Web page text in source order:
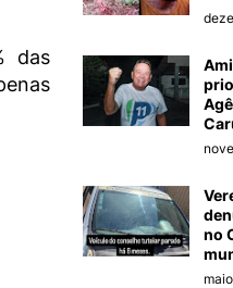
das
no